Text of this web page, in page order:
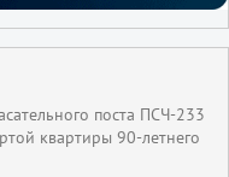
поста ПСЧ-233
квартиры 90-летнего